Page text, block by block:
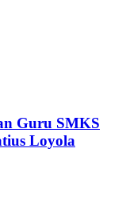
Guru SMKS
Loyola